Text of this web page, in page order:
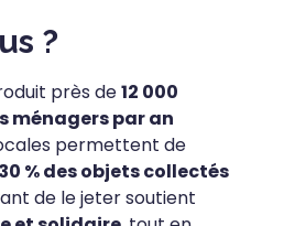
?
près de12 000
ménagers par an
permettent de
% des objets collectés
de le jeter soutient